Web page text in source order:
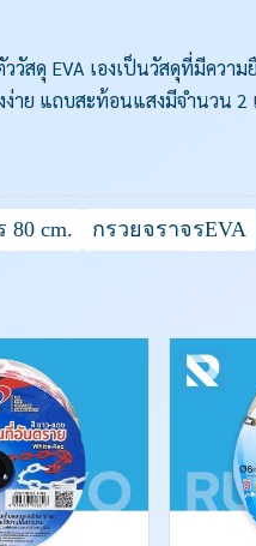
วัสดุ EVA เองเป็นวัสดุที่มีคว
าย แถบสะท้อนแสงมีจำนวน
80 cm. กรวยจราจรEVA